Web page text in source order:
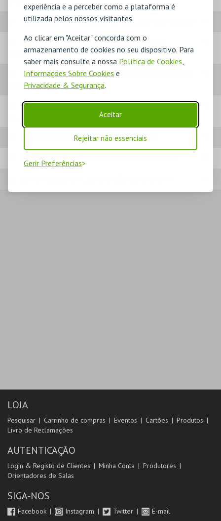
experiência e a perceber como a plataforma é
utilizada pelos nossos visitantes.
Ao clicar em "Aceitar" concorda com o
armazenamento de cookies no seu dispositivo. Para
saber mais consulte a nossa Política de Cookies,
Informações Sobre Cookies e
Privacidade & Segurança.
Aceitar
Rejeitar não essenciais
Gerir Preferências
17. POSSO DAR OS MEUS BILHETES A OUTRA PESSOA?
18. POSSO IMPRIMIR OS BILHETES A PRETO E
BRANCO?
19. QUAIS OS MODOS DE PAGAMENTOS DISPONÍVEIS
NO SITE BOL?
20. QUANTO TEMPO DEMORA A DEBITAREM O VALOR
DA COMPRA NO CARTÃO DE CRÉDITO/DÉBITO?
21. QUANTOS BILHETES POSSO COMPRAR?
22. QUE BROWSER DEVO UTILIZAR NO SITE BOL?
LOJA
Pesquisar Carrinho de compras Eventos Cartões
Produtos
Livro de Reclamações
AUTENTICAÇÃO
Login & Registo de Clientes Minha Conta
Produtores
Orientadores de Salas
SIGA-NOS
Facebook Instagram Twitter E-mail